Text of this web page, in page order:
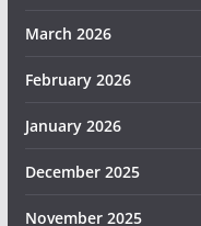
March 2026
February 2026
January 2026
December 2025
November 2025